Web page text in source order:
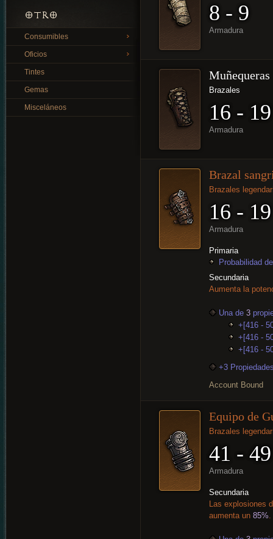
OTRO
Consumibles
Oficios
Tintes
Gemas
Misceláneos
8 - 9
Armadura
Muñequeras
Brazales
16 - 19
Armadura
Brazal
Brazales
16 - 19
Armadura
Primaria
Probabilidad
Secundaria
Aumenta la
Una de 3
+[416 -
+[416 -
+[416 -
+3
Account Bound
Equipo de
Brazales
41 - 49
Armadura
Secundaria
Las explosiones
aumenta un 85%.